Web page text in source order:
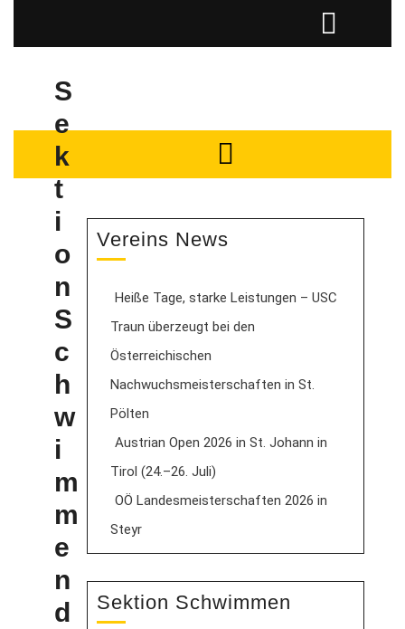
S
e
k
t
i
o
n
S
c
h
w
i
m
m
e
n
d
Vereins News
Heiße Tage, starke Leistungen – USC
Traun überzeugt bei den
Österreichischen
Nachwuchsmeisterschaften in St.
Pölten
Austrian Open 2026 in St. Johann in
Tirol (24.–26. Juli)
OÖ Landesmeisterschaften 2026 in
Steyr
Sektion Schwimmen